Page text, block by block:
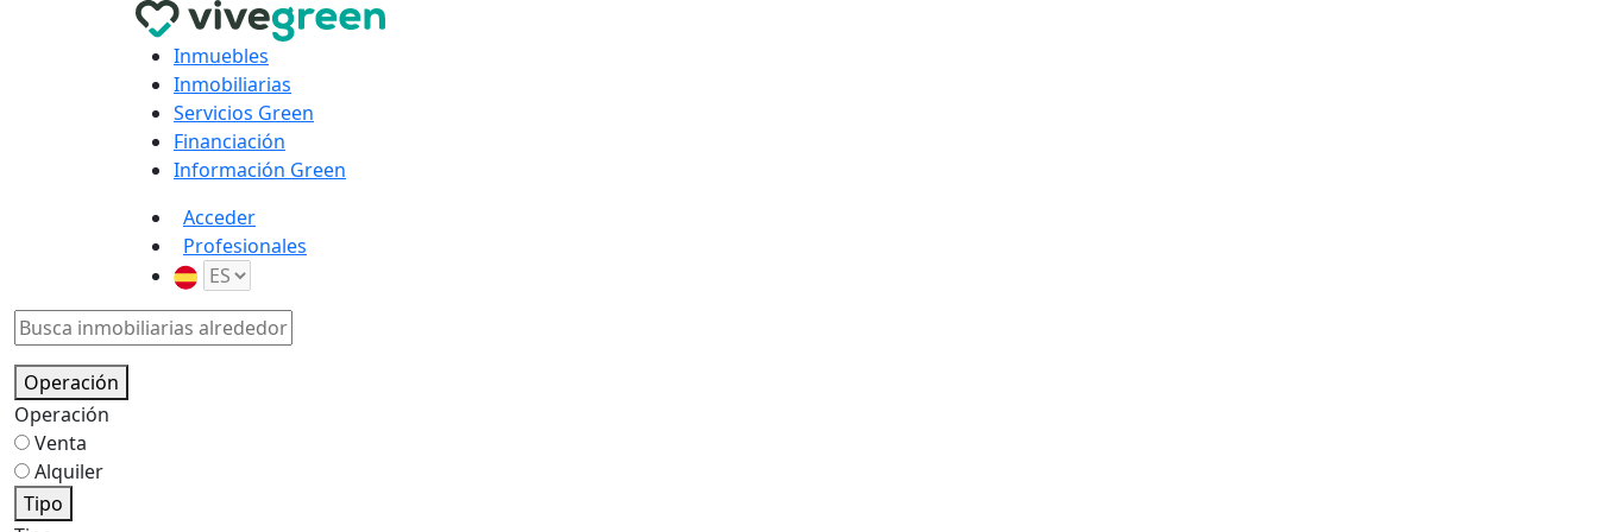
Inmuebles
Inmobiliarias
Servicios Green
Financiación
Información Green
Acceder
Profesionales
Operación
Operación
Venta
Alquiler
Tipo